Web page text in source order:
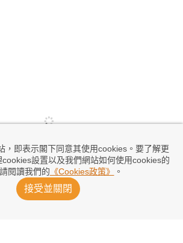
，即表示閣下同意其使用cookies。要了解更
設置以及我們網站如何使用cookies的
閱讀我們的 《Cookies政策》 。
接受並關閉